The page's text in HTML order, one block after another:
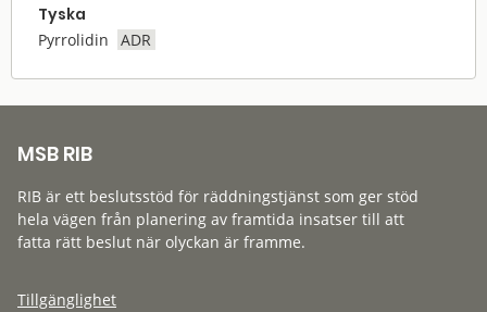
Tyska
Pyrrolidin ADR
MSB RIB
RIB är ett beslutsstöd för räddningstjänst som ger stöd
hela vägen från planering av framtida insatser till att
fatta rätt beslut när olyckan är framme.
Tillgänglighet